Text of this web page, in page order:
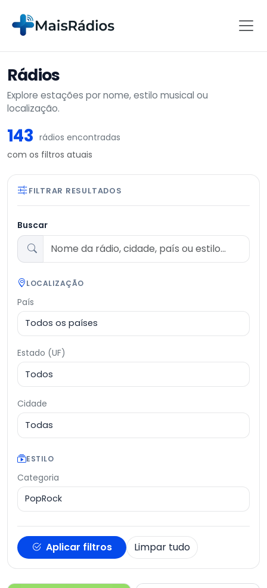
Rádios
Explore estações por nome, estilo musical ou
localização.
143 rádios encontradas
com os filtros atuais
FILTRAR RESULTADOS
Buscar
LOCALIZAÇÃO
País
Estado (UF)
Cidade
ESTILO
Categoria
Aplicar filtros Limpar tudo